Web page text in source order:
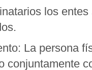
los
La persona
conjuntamente